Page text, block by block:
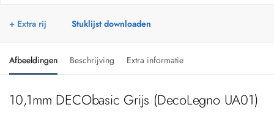
+ Extra rij Stuklijst downloaden
Afbeeldingen Beschrijving Extra informatie
10,1mm DECObasic Grijs (DecoLegno UA01)